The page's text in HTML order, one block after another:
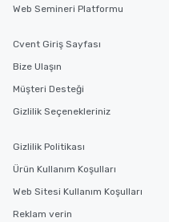
Web Semineri Platformu
Cvent Giriş Sayfası
Bize Ulaşın
Müşteri Desteği
Gizlilik Seçenekleriniz
Gizlilik Politikası
Ürün Kullanım Koşulları
Web Sitesi Kullanım Koşulları
Reklam verin